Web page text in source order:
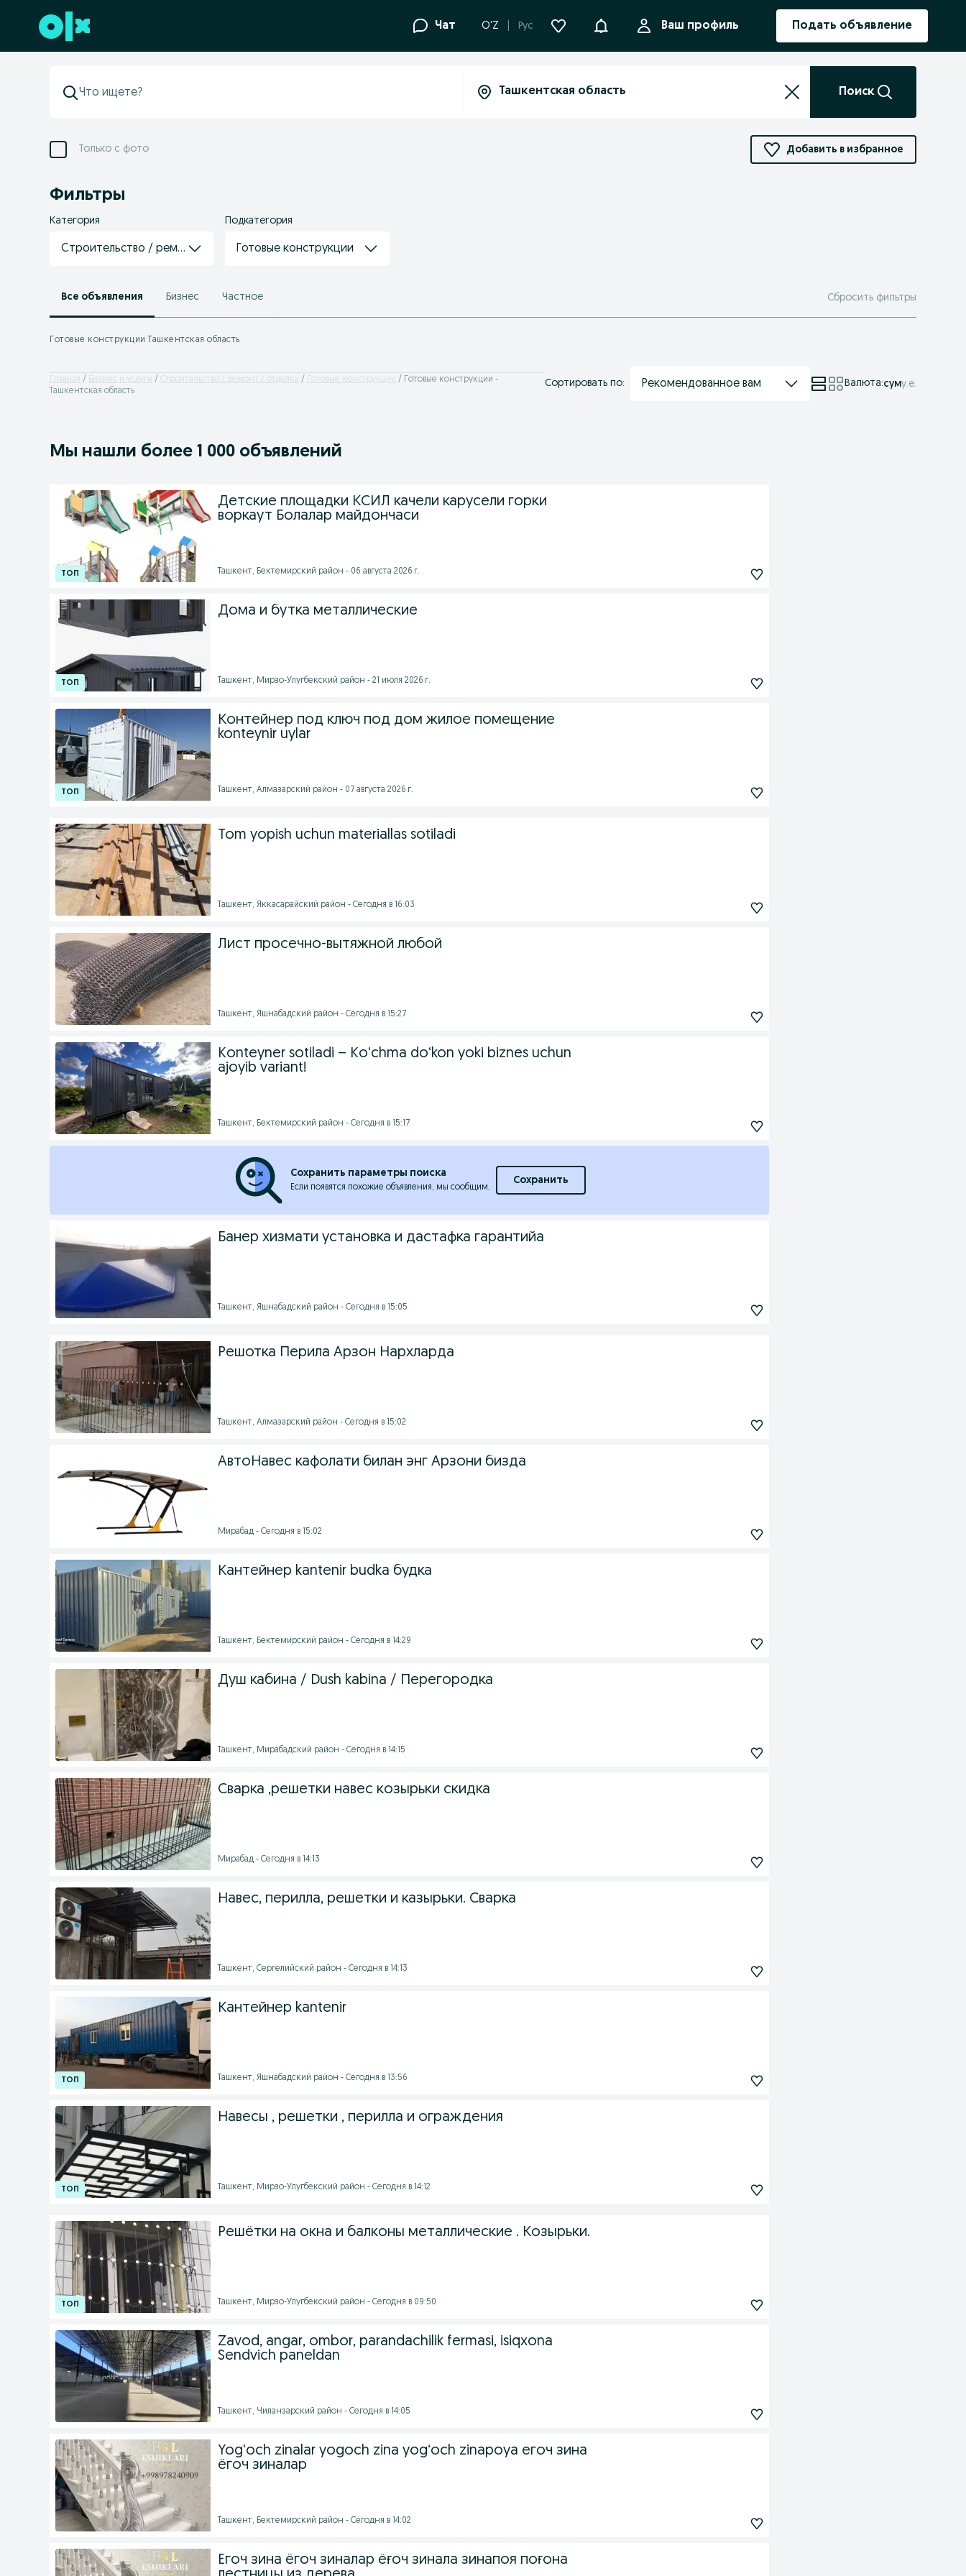
Перейти к нижнему колонтитулу Чат O'Z Рус УведомленияВаш профиль Подать объявление
Поиск
Только с фото Добавить в избранное
Фильтры
Категория
Строительство / ремонт / отделка
Подкатегория
Готовые конструкции
Все объявления Бизнес Частное Сбросить фильтры
Готовые конструкции Ташкентская область
Главная Бизнес и услуги Строительство / ремонт / отделка Готовые конструкции
Готовые конструкции -
Ташкентская область
Сортировать по: Рекомендованное вам Валюта:суму.е.
Мы нашли более 1 000 объявлений
Детские площадки КСИЛ качели карусели горки
воркаут Болалар майдончаси
Ташкент, Бектемирский район - 06 августа 2026 г.
Дома и бутка металлические
Ташкент, Мирзо-Улугбекский район - 21 июля 2026 г.
Контейнер под ключ под дом жилое помещение
konteynir uylar
Ташкент, Алмазарский район - 07 августа 2026 г.
Tom yopish uchun materiallas sotiladi
Ташкент, Яккасарайский район - Сегодня в 16:03
Лист просечно-вытяжной любой
Ташкент, Яшнабадский район - Сегодня в 15:27
Konteyner sotiladi – Ko‘chma do‘kon yoki biznes uchun
ajoyib variant!
Ташкент, Бектемирский район - Сегодня в 15:17
Сохранить параметры поиска
Если появятся похожие объявления, мы сообщим.
Сохранить
Банер хизмати установка и дастафка гарантийа
Ташкент, Яшнабадский район - Сегодня в 15:05
Решотка Перила Арзон Нархларда
Ташкент, Алмазарский район - Сегодня в 15:02
АвтоНавес кафолати билан энг Арзони бизда
Мирабад - Сегодня в 15:02
Кантейнер kantenir budka будка
Ташкент, Бектемирский район - Сегодня в 14:29
Душ кабина / Dush kabina / Перегородка
Ташкент, Мирабадский район - Сегодня в 14:15
Сварка ,решетки навес козырьки скидка
Мирабад - Сегодня в 14:13
Навес, перилла, решетки и казырьки. Сварка
Ташкент, Сергелийский район - Сегодня в 14:13
Кантейнер kantenir
Ташкент, Яшнабадский район - Сегодня в 13:56
Навесы , решетки , перилла и ограждения
Ташкент, Мирзо-Улугбекский район - Сегодня в 14:12
Решётки на окна и балконы металлические . Козырьки.
Ташкент, Мирзо-Улугбекский район - Сегодня в 09:50
Zavod, angar, ombor, parandachilik fermasi, isiqxona
Sendvich paneldan
Ташкент, Чиланзарский район - Сегодня в 14:05
Yog'och zinalar yogoch zina yogʻoch zinapoya егоч зина
ёгоч зиналар
Ташкент, Бектемирский район - Сегодня в 14:02
Егоч зина ёгоч зиналар ёғоч зинала зинапоя поғона